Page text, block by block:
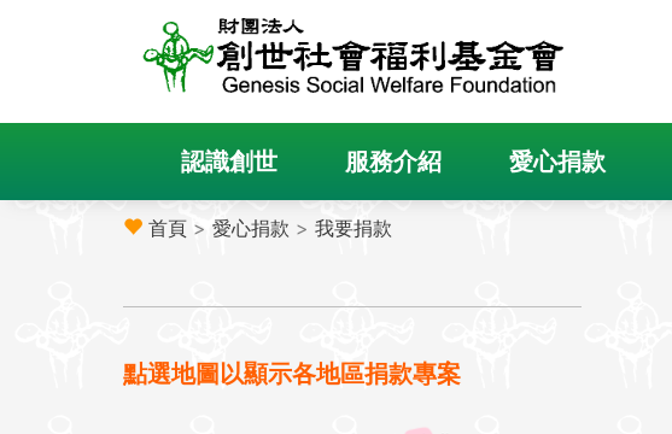
認識創世 服務介紹 愛心捐款
首頁 > 愛心捐款 > 我要捐款
點選地圖以顯示各地區捐款專案